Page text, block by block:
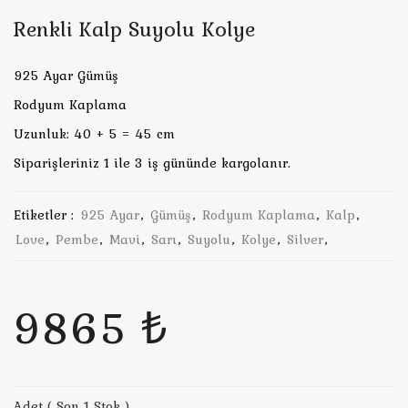
Renkli Kalp Suyolu Kolye
925 Ayar Gümüş
Rodyum Kaplama
Uzunluk: 40 + 5 = 45 cm
Siparişleriniz 1 ile 3 iş gününde kargolanır.
Etiketler : 925 Ayar, Gümüş, Rodyum Kaplama, Kalp,
Love, Pembe, Mavi, Sarı, Suyolu, Kolye, Silver,
9865 ₺